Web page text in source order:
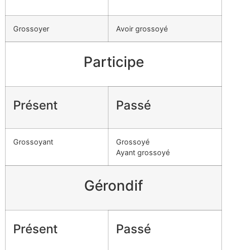
Grossoyer Avoir grossoyé
Participe
Présent Passé
Grossoyant
Grossoyé
Ayant grossoyé
Gérondif
Présent Passé